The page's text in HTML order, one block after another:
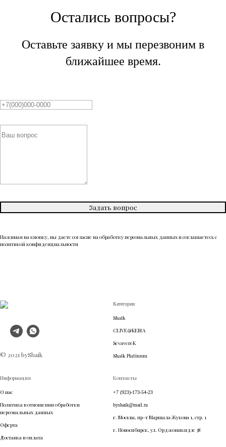
Остались вопросы?
Оставьте заявку и мы перезвоним в
ближайшее время.
Задать вопрос
Нажимая на кнопку, вы даете согласие на обработку персональных данных и соглашаетесь c
политикой конфиденциальности
© 2021 byShaik
Категории
Shaik
CLIVE&KEIRA
SevavereK
Shaik Platinum
Информация
О нас
Политика в отношении обработки
персональных данных
Оферта
Доставка и оплата
Контакты
+7 (923)-173-54-23
byshaik@mail.ru
г. Москва, пр-т Маршала Жукова 1, стр. 1
г. Новосибирск, ул. Орджоникидзе 38